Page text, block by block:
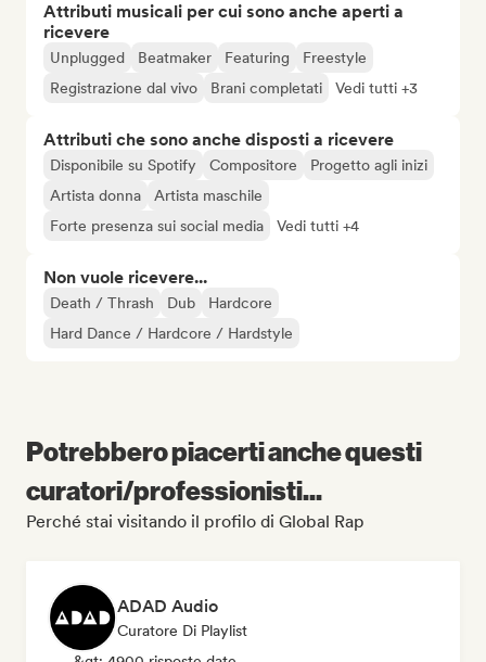
Attributi musicali per cui sono anche aperti a
ricevere
Unplugged Beatmaker Featuring
Freestyle
Registrazione dal vivo
Brani completati Vedi tutti +3
Attributi che sono anche disposti a ricevere
Disponibile su Spotify Compositore
Progetto agli inizi
Artista donna
Artista maschile
Forte presenza sui social media
Vedi tutti +4
Non vuole ricevere...
Death / Thrash Dub
Hardcore
Hard Dance / Hardcore / Hardstyle
Potrebbero piacerti anche questi
curatori/professionisti...
Perché stai visitando il profilo di Global Rap
ADAD Audio
Curatore Di Playlist